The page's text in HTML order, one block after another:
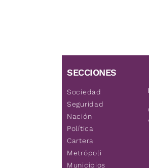
SECCIONES
Sociedad
Seguridad
Nación
Política
Cartera
Metrópoli
Municipios